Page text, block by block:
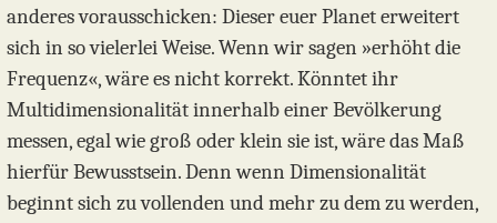
anderes vorausschicken: Dieser euer Planet erweitert
sich in so vielerlei Weise. Wenn wir sagen »erhöht die
Frequenz«, wäre es nicht korrekt. Könntet ihr
Multidimensionalität innerhalb einer Bevölkerung
messen, egal wie groß oder klein sie ist, wäre das Maß
hierfür Bewusstsein. Denn wenn Dimensionalität
beginnt sich zu vollenden und mehr zu dem zu werden,